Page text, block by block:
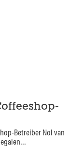
Betreiber Nol van